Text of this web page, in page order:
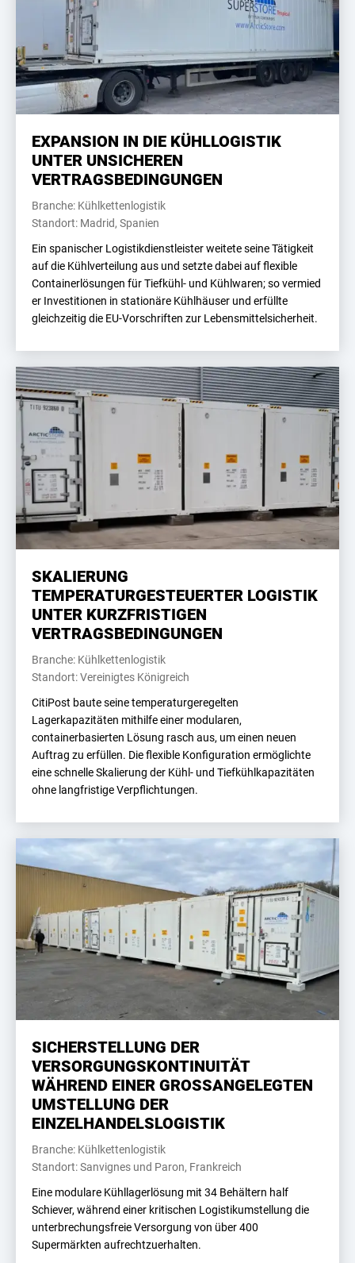
EXPANSION IN DIE KÜHLLOGISTIK
UNTER UNSICHEREN
VERTRAGSBEDINGUNGEN
Branche: Kühlkettenlogistik
Standort: Madrid, Spanien
Ein spanischer Logistikdienstleister weitete seine Tätigkeit
auf die Kühlverteilung aus und setzte dabei auf flexible
Containerlösungen für Tiefkühl- und Kühlwaren; so vermied
er Investitionen in stationäre Kühlhäuser und erfüllte
gleichzeitig die EU-Vorschriften zur Lebensmittelsicherheit.
SKALIERUNG
TEMPERATURGESTEUERTER LOGISTIK
UNTER KURZFRISTIGEN
VERTRAGSBEDINGUNGEN
Branche: Kühlkettenlogistik
Standort: Vereinigtes Königreich
CitiPost baute seine temperaturgeregelten
Lagerkapazitäten mithilfe einer modularen,
containerbasierten Lösung rasch aus, um einen neuen
Auftrag zu erfüllen. Die flexible Konfiguration ermöglichte
eine schnelle Skalierung der Kühl- und Tiefkühlkapazitäten
ohne langfristige Verpflichtungen.
SICHERSTELLUNG DER
VERSORGUNGSKONTINUITÄT
WÄHREND EINER GROSSANGELEGTEN
UMSTELLUNG DER
EINZELHANDELSLOGISTIK
Branche: Kühlkettenlogistik
Standort: Sanvignes und Paron, Frankreich
Eine modulare Kühllagerlösung mit 34 Behältern half
Schiever, während einer kritischen Logistikumstellung die
unterbrechungsfreie Versorgung von über 400
Supermärkten aufrechtzuerhalten.